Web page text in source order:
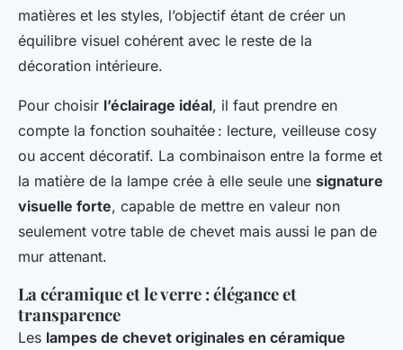
matières et les styles, l’objectif étant de créer un
équilibre visuel cohérent avec le reste de la
décoration intérieure.
Pour choisir l’éclairage idéal, il faut prendre en
compte la fonction souhaitée : lecture, veilleuse cosy
ou accent décoratif. La combinaison entre la forme et
la matière de la lampe crée à elle seule une signature
visuelle forte, capable de mettre en valeur non
seulement votre table de chevet mais aussi le pan de
mur attenant.
La céramique et le verre : élégance et
transparence
Les lampes de chevet originales en céramique